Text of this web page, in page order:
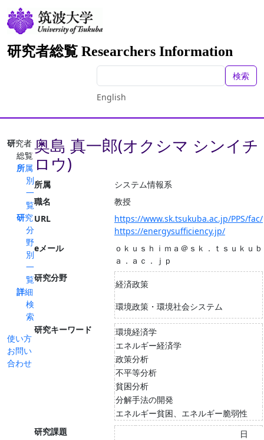
研究者総覧 Researchers Information
検索
English
研究者
総覧
所属
別
一
覧
研究
分
野
別
一
覧
詳細
検
索
使い方
お問い
合わせ
奥島 真一郎(オクシマ シンイチ
ロウ)
所属
システム情報系
職名
教授
URL
https://www.sk.tsukuba.ac.jp/PPS/fac/
https://energysufficiency.jp/
eメール
ｏｋｕｓｈｉｍａ＠ｓｋ．ｔｓｕｋｕｂ
ａ．ａｃ．ｊｐ
研究分野
経済政策
環境政策・環境社会システム
研究キーワード
環境経済学
エネルギー経済学
政策分析
不平等分析
貧困分析
分解手法の開発
エネルギー貧困、エネルギー脆弱性
研究課題
日